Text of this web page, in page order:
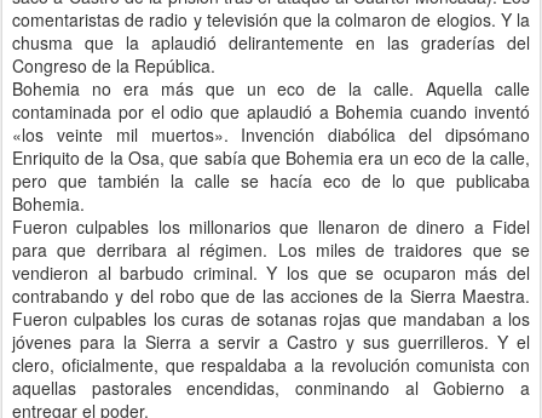
comentaristas de radio y televisión que la colmaron de elogios. Y la
chusma que la aplaudió delirantemente en las graderías del
Congreso de la República.
Bohemia no era más que un eco de la calle. Aquella calle
contaminada por el odio que aplaudió a Bohemia cuando inventó
«los veinte mil muertos». Invención diabólica del dipsómano
Enriquito de la Osa, que sabía que Bohemia era un eco de la calle,
pero que también la calle se hacía eco de lo que publicaba
Bohemia.
Fueron culpables los millonarios que llenaron de dinero a Fidel
para que derribara al régimen. Los miles de traidores que se
vendieron al barbudo criminal. Y los que se ocuparon más del
contrabando y del robo que de las acciones de la Sierra Maestra.
Fueron culpables los curas de sotanas rojas que mandaban a los
jóvenes para la Sierra a servir a Castro y sus guerrilleros. Y el
clero, oficialmente, que respaldaba a la revolución comunista con
aquellas pastorales encendidas, conminando al Gobierno a
entregar el poder.